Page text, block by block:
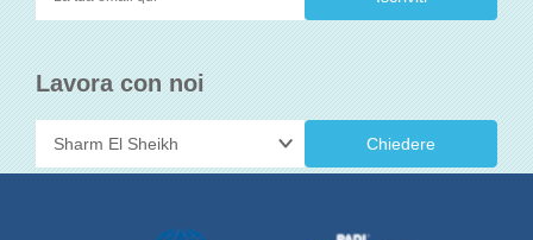
Lavora con noi
Chiedere